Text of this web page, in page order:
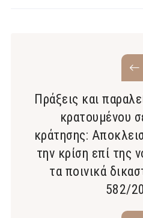
Πράξεις και
κρατουμένου
κράτησης:
την κρίση επί της
τα ποινικά
582/